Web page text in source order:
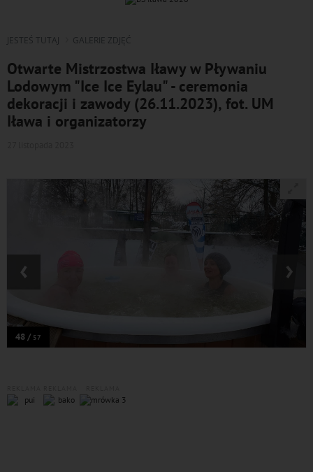
JESTEŚ TUTAJ GALERIE ZDJĘĆ
Otwarte Mistrzostwa Iławy w Pływaniu
Lodowym "Ice Ice Eylau" - ceremonia
dekoracji i zawody (26.11.2023), fot. UM
Iława i organizatorzy
48 / 57
‹ ›